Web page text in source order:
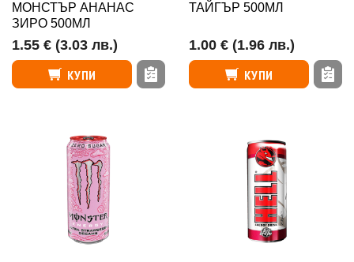
МОНСТЪР АНАНАС
ЗИРО 500МЛ
1.55 € (3.03 лв.)
КУПИ
ТАЙГЪР 500МЛ
1.00 € (1.96 лв.)
КУПИ